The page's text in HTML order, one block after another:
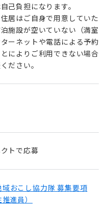
己負担になります。
居はご自身で用意していた
施設が空いていない（満室
ーネットや電話による予約
によりご利用できない場合
ださい。
トで応募
おこし協力隊 募集要項
進員）